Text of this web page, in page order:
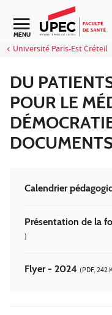
Aller au contenu
Navigation secondaire
MENU
Université Paris-Est Créteil
DU
POUR LE
Calendrier
Présentation de la
)
Flyer - 2024 (PDF, 242